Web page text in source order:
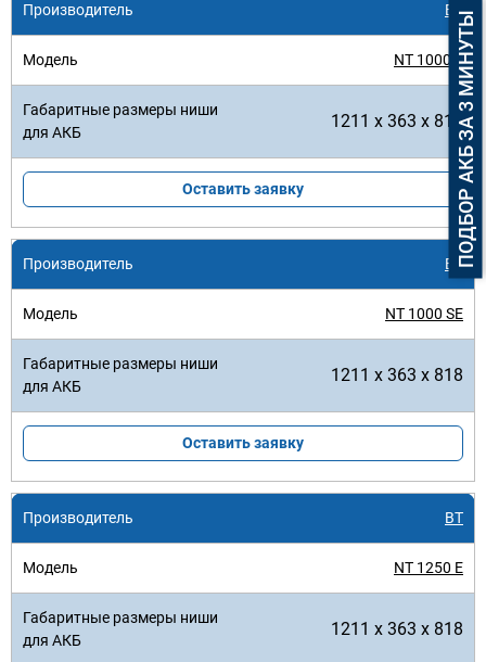
BT
NT 1000 E
1211 x 363 x 818
Оставить заявку
BT
NT 1000 SE
1211 x 363 x 818
Оставить заявку
BT
NT 1250 E
1211 x 363 x 818
ПОДБОР АКБ ЗА 3 МИНУТЫ